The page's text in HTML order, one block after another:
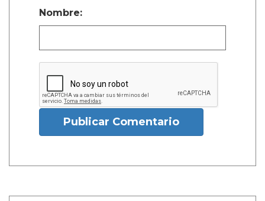
Nombre:
Publicar Comentario